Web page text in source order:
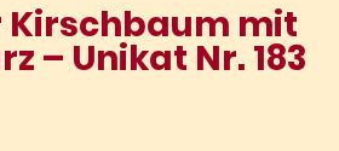
Kirschbaum mit
– Unikat Nr. 183